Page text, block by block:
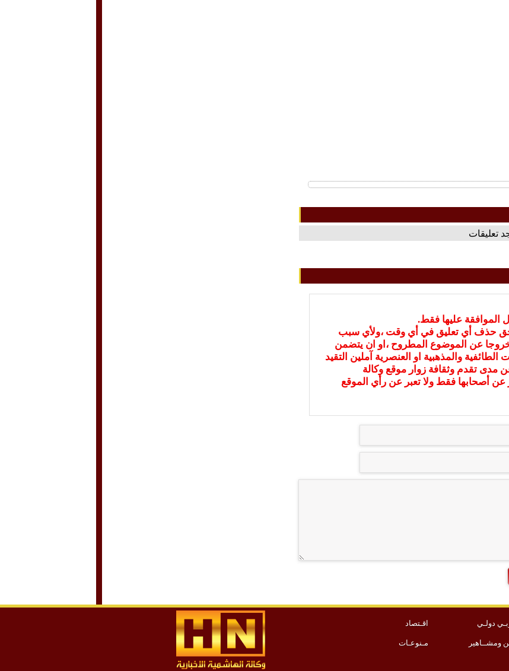
تعليقات
الموافقة عليها فقط.
بحق حذف أي تعليق في أي وقت ،ولأي سبب
عن الموضوع المطروح ،او ان يتضمن
والمذهبية او العنصرية آملين التقيد
مدى تقدم وثقافة زوار موقع وكالة
عن أصحابها فقط ولا تعبر عن رأي الموقع
دولـي اقـتصاد
ومشــاهير مـنوعـات